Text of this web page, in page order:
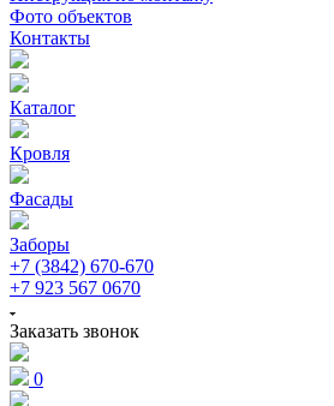
Фото объектов
Контакты
Каталог
Кровля
Фасады
Заборы
+7 (3842) 670-670
+7 923 567 0670
Заказать звонок
0